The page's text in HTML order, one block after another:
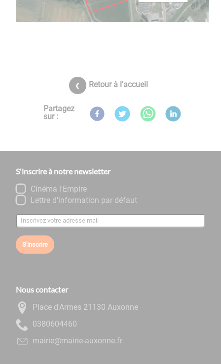
Retour à l'accueil
Partagez
sur :
S'inscrire à notre newsletter
Cinéma l'Empire
Lettre d'information par défaut
S'inscrire
Nous contacter
Place d'Armes 21130 Auxonne
0644060830
rf.ennoxua-eiriam@eiriam